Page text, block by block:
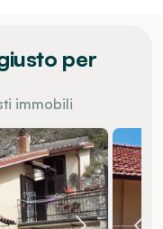
per
immobili